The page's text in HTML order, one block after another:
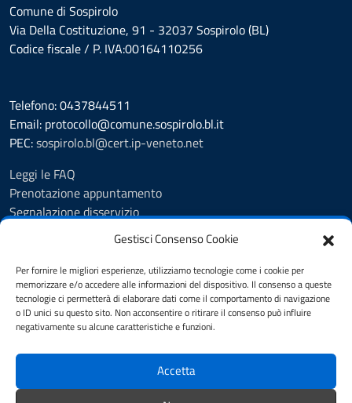
Gestisci Consenso Cookie
Per fornire le migliori esperienze, utilizziamo tecnologie come i cookie per
memorizzare e/o accedere alle informazioni del dispositivo. Il consenso a queste
tecnologie ci permetterà di elaborare dati come il comportamento di navigazione
o ID unici su questo sito. Non acconsentire o ritirare il consenso può influire
negativamente su alcune caratteristiche e funzioni.
Accetta
Comune di Sospirolo
Via Della Costituzione, 91 - 32037 Sospirolo (BL)
Codice fiscale / P. IVA:00164110256
Telefono: 0437844511
Email: protocollo@comune.sospirolo.bl.it
PEC:sospirolo.bl@cert.ip-veneto.net
Leggi le FAQ
Prenotazione appuntamento
Segnalazione disservizio
Richiesta assistenza
MyPA - Portale Cittadino Veneto
Richiesta di patrocinio comunale Sospirolo
Amministrazione trasparente
Albo Pretorio
Cookie Policy
Dichiarazione di accessibilità
Obiettivi di accessibilità